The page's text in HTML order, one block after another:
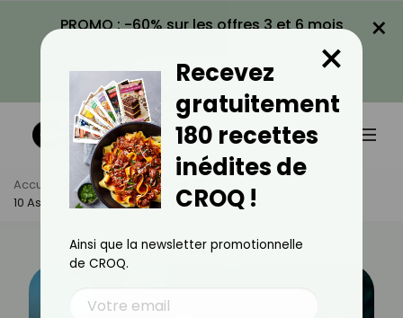
PROMO : -60% sur les offres 3 et 6 mois
VOIR LA PROMO
×
Accueil Actus
Bien-Être
10 Astuces Naturelles Contre Les Moustiques
Recevez
gratuitement
180 recettes
inédites de
CROQ !
×
Ainsi que la newsletter promotionnelle
de CROQ.